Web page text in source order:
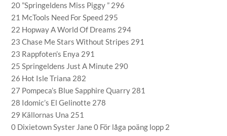
20 ”Springeldens Miss Piggy ” 296
21 McTools Need For Speed 295
22 Hopway A World Of Dreams 294
23 Chase Me Stars Without Stripes 291
23 Rappfoten’s Enya 291
25 Springeldens Just A Minute 290
26 Hot Isle Triana 282
27 Pompeca’s Blue Sapphire Quarry 281
28 Idomic’s El Gelinotte 278
29 Källornas Una 251
0 Dixietown Syster Jane 0 För låga poäng lopp 2